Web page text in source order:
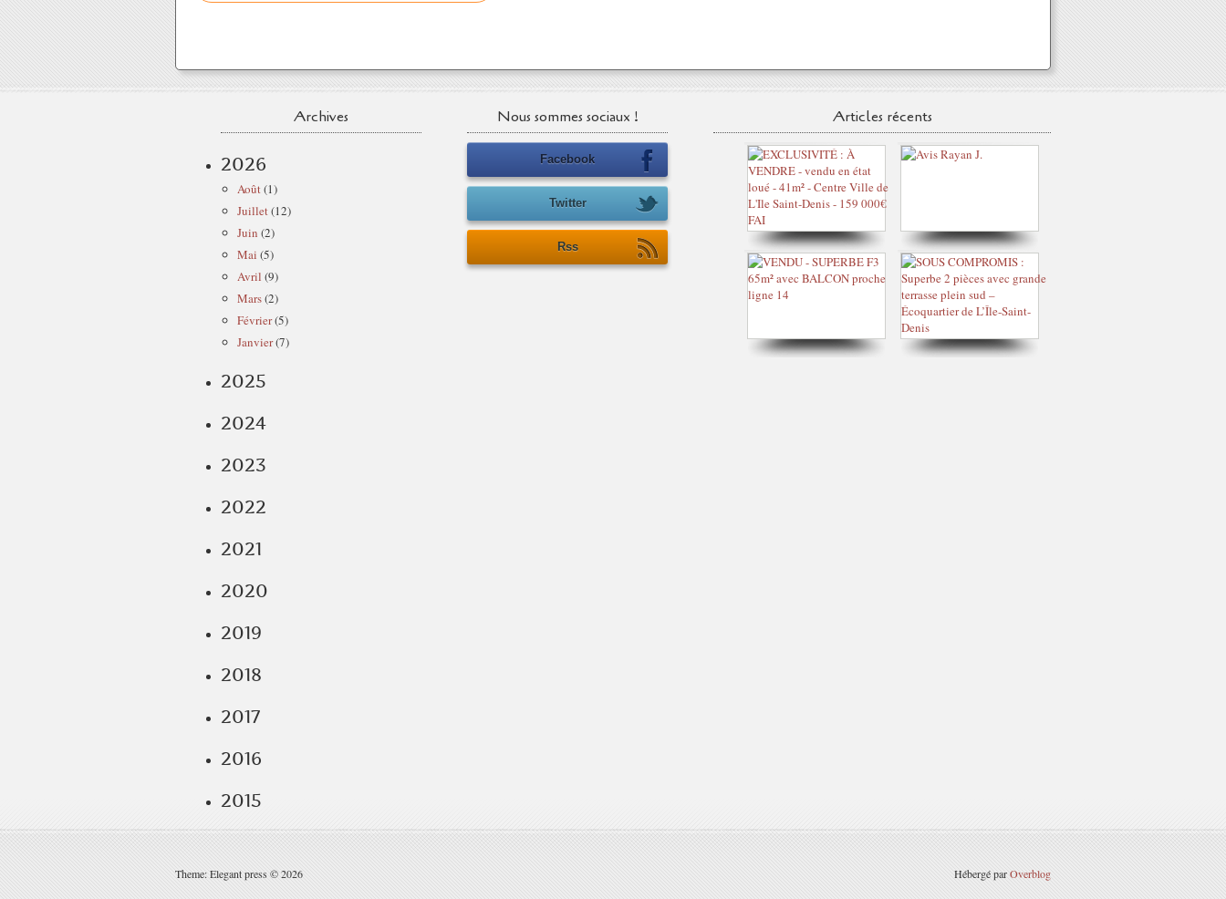
Archives
2026
Août(1)
Juillet(12)
Juin (2)
Mai (5)
Avril (9)
Mars(2)
Février(5)
Janvier(7)
2025
2024
2023
2022
2021
2020
2019
2018
2017
2016
2015
Nous sommes sociaux !
Facebook
Twitter
Rss
Articles récents
Theme: Elegant press © 2026 Hébergé parOverblog